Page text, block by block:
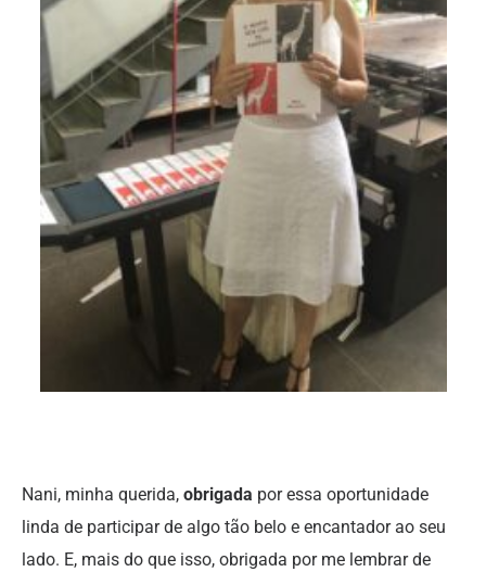
Nani, minha querida, obrigada por essa oportunidade
linda de participar de algo tão belo e encantador ao seu
lado. E, mais do que isso, obrigada por me lembrar de